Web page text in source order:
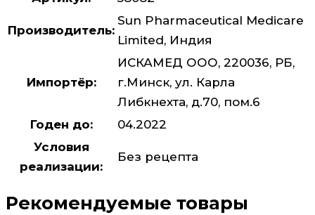
Производитель:
Sun Pharmaceutical Medicare
Limited, Индия
Импортёр:
ИСКАМЕД ООО, 220036, РБ,
г.Минск, ул. Карла
Либкнехта, д.70, пом.6
Годен до:
04.2022
Условия
реализации:
Без рецепта
Рекомендуемые товары